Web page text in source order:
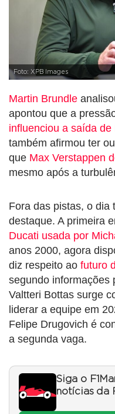
Foto: XPB Images
Martin Brundle
apontou que a
influenciou a saída de
também afirmou ter
que Max Verstappen
mesmo após a
Fora das pistas, o dia
destaque. A primeira
Ducati usada por
anos 2000, agora
diz respeito ao futuro
segundo informações
Valtteri Bottas surge
liderar a equipe em
Felipe Drugovich é
a segunda vaga.
Siga o
notícias da